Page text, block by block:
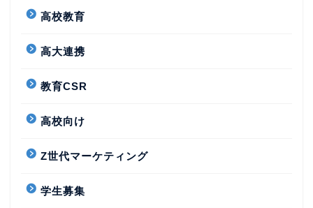
高校教育
高大連携
教育CSR
高校向け
Z世代マーケティング
学生募集